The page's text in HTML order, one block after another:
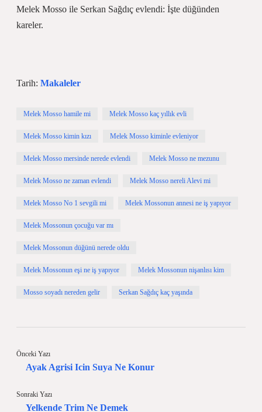
Melek Mosso ile Serkan Sağdıç evlendi: İşte düğünden
kareler.
Tarih: Makaleler
Melek Mosso hamile mi Melek Mosso kaç yıllık evli
Melek Mosso kimin kızı Melek Mosso kiminle evleniyor
Melek Mosso mersinde nerede evlendi Melek Mosso ne mezunu
Melek Mosso ne zaman evlendi Melek Mosso nereli Alevi mi
Melek Mosso No 1 sevgili mi Melek Mossonun annesi ne iş yapıyor
Melek Mossonun çocuğu var mı
Melek Mossonun düğünü nerede oldu
Melek Mossonun eşi ne iş yapıyor Melek Mossonun nişanlısı kim
Mosso soyadı nereden gelir Serkan Sağdıç kaç yaşında
Önceki Yazı
Ayak Agrisi Icin Suya Ne Konur
Sonraki Yazı
Yelkende Trim Ne Demek